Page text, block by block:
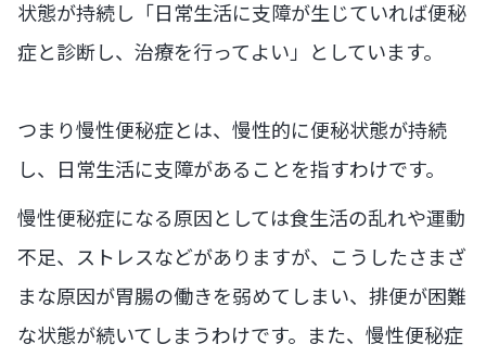
状態が持続し「日常生活に支障が生じていれば便秘
症と診断し、治療を行ってよい」としています。
つまり慢性便秘症とは、慢性的に便秘状態が持続
し、日常生活に支障があることを指すわけです。
慢性便秘症になる原因としては食生活の乱れや運動
不足、ストレスなどがありますが、こうしたさまざ
まな原因が胃腸の働きを弱めてしまい、排便が困難
な状態が続いてしまうわけです。また、慢性便秘症